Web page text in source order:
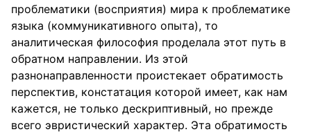
проблематики (восприятия) мира к проблематике
языка (коммуникативного опыта), то
аналитическая философия проделала этот путь в
обратном направлении. Из этой
разнонаправленности проистекает обратимость
перспектив, констатация которой имеет, как нам
кажется, не только дескриптивный, но прежде
всего эвристический характер. Эта обратимость